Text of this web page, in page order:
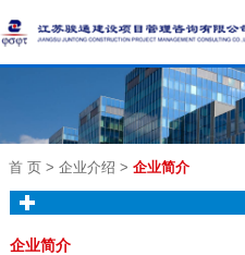
首 页 > 企业介绍 > 企业简介
企业简介